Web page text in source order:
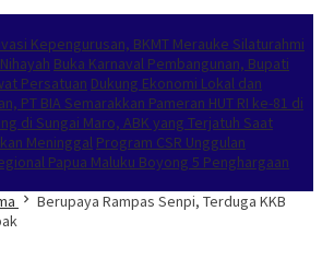
Kepengurusan, BKMT Merauke Silaturahmi
Buka Karnaval Pembangunan, Bupati
Persatuan Dukung Ekonomi Lokal dan
PT BIA Semarakkan Pameran HUT RI ke-81 di
di Sungai Maro, ABK yang Terjatuh Saat
Meninggal Program CSR Unggulan
Papua Maluku Boyong 5 Penghargaan
Berupaya Rampas Senpi, Terduga KKB